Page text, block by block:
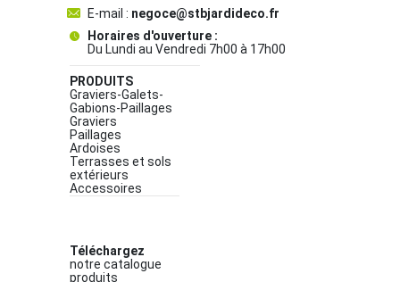
E-mail : negoce@stbjardideco.fr
Horaires d'ouverture :
Du Lundi au Vendredi 7h00 à 17h00
PRODUITS
Graviers-Galets-
Gabions-Paillages
Graviers
Paillages
Ardoises
Terrasses et sols
extérieurs
Accessoires
Téléchargez
notre catalogue
produits